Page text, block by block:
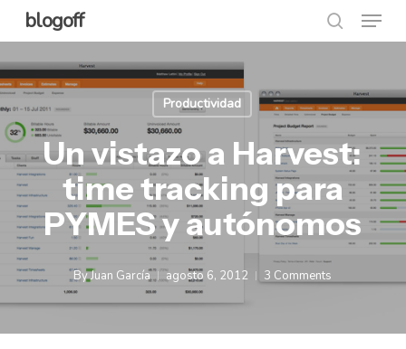
Skip
to
main
content
blogoff
search
Menu
Productividad
Un vistazo a Harvest:
time tracking para
PYMES y autónomos
ByJuan García agosto 6, 2012 3 Comments
Menu